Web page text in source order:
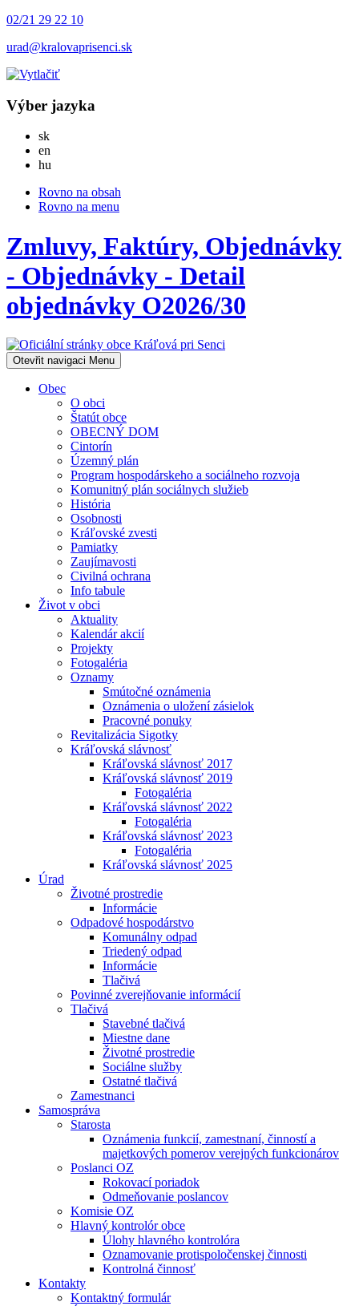
02/21 29 22 10
urad@kralovaprisenci.sk
Výber jazyka
skSlovensky
en
hu
Rovno na obsah
Rovno na menu
Zmluvy, Faktúry, Objednávky
- Objednávky - Detail
objednávky O2026/30
Otevřit navigaci Menu
Obec
O obci
Štatút obce
OBECNÝ DOM
Cintorín
Územný plán
Program hospodárskeho a sociálneho rozvoja
Komunitný plán sociálnych služieb
História
Osobnosti
Kráľovské zvesti
Pamiatky
Zaujímavosti
Civilná ochrana
Info tabule
Život v obci
Aktuality
Kalendár akcií
Projekty
Fotogaléria
Oznamy
Smútočné oznámenia
Oznámenia o uložení zásielok
Pracovné ponuky
Revitalizácia Sigotky
Kráľovská slávnosť
Kráľovská slávnosť 2017
Kráľovská slávnosť 2019
Fotogaléria
Kráľovská slávnosť 2022
Fotogaléria
Kráľovská slávnosť 2023
Fotogaléria
Kráľovská slávnosť 2025
Úrad
Životné prostredie
Informácie
Odpadové hospodárstvo
Komunálny odpad
Triedený odpad
Informácie
Tlačivá
Povinné zverejňovanie informácií
Tlačivá
Stavebné tlačivá
Miestne dane
Životné prostredie
Sociálne služby
Ostatné tlačivá
Zamestnanci
Samospráva
Starosta
Oznámenia funkcií, zamestnaní, činností a
majetkových pomerov verejných funkcionárov
Poslanci OZ
Rokovací poriadok
Odmeňovanie poslancov
Komisie OZ
Hlavný kontrolór obce
Úlohy hlavného kontrolóra
Oznamovanie protispoločenskej činnosti
Kontrolná činnosť
Kontakty
Kontaktný formulár